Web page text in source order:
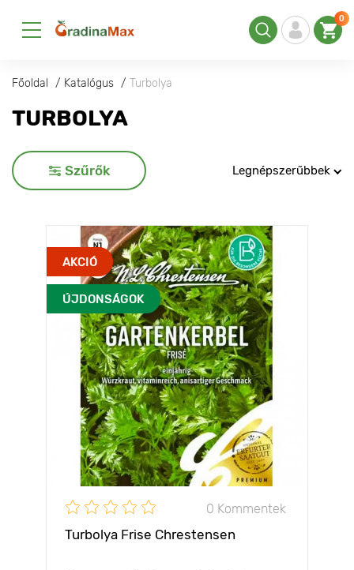
0
Főoldal Katalógus Turbolya
TURBOLYA
Szűrők Legnépszerűbbek
AKCIÓ
ÚJDONSÁGOK
0 Kommentek
Turbolya Frise Chrestensen